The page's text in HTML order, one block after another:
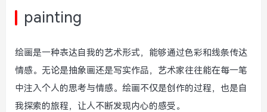
painting
绘画是一种表达自我的艺术形式，能够通过色彩和线条传达
情感。无论是抽象画还是写实作品，艺术家往往能在每一笔
中注入个人的思考与情感。绘画不仅是创作的过程，也是自
我探索的旅程，让人不断发现内心的感受。